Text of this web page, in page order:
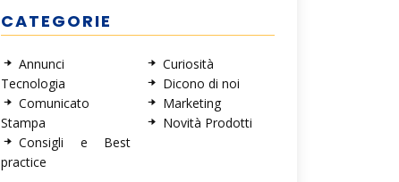
CATEGORIE
Annunci
Tecnologia
Comunicato
Stampa
Consigli e Best
practice
Curiosità
Dicono di noi
Marketing
Novità Prodotti